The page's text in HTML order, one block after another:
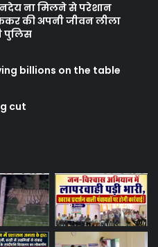
ना मिलने से परेशान
की अपनी जीवन लीला
पुलिस
billions on the table
cut